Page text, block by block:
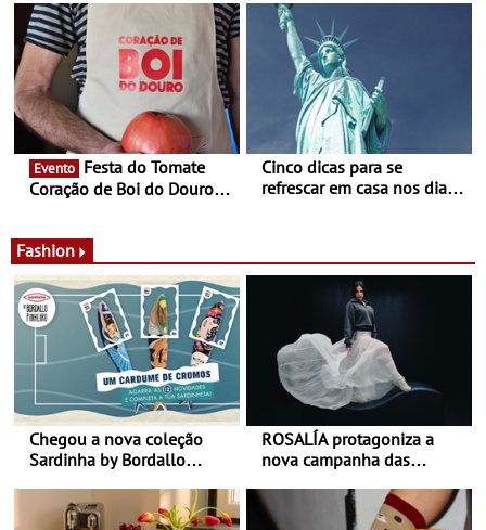
- Entre Junho e Julho pelo
país
ao final de Setembro -
Experiência luminosa no
jardim do Museu de
Alberto Sampaio
Evento
Coração de Boi do Douro -
Cinco dicas para se
refrescar em casa nos dias
Fashion
Chegou a nova coleção
Sardinha by Bordallo
ROSALÍA protagoniza a
nova campanha das
Balance